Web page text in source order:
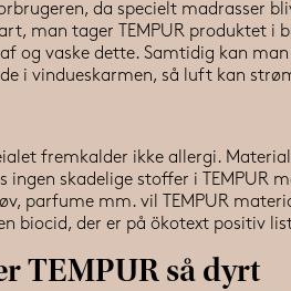
da specielt madrasser
man tager TEMPUR produktet
og vaske dette. Samtidig kan
i vindueskarmen, så luft kan
fremkalder ikke allergi.
ingen skadelige stoffer i
parfume mm. vil TEMPUR
biocid, der er på ökotext positiv
TEMPUR så dyrt